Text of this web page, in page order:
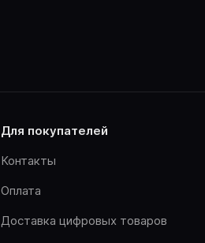
для покупателей
Контакты
Оплата
Доставка цифровых товаров